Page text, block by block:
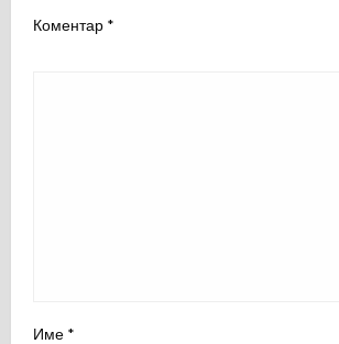
Коментар *
Име *